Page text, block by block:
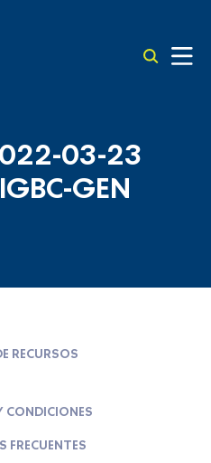
03-23
GEN
RECURSOS
CONDICIONES
FRECUENTES